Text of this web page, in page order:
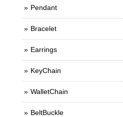
Pendant
Bracelet
Earrings
KeyChain
WalletChain
BeltBuckle